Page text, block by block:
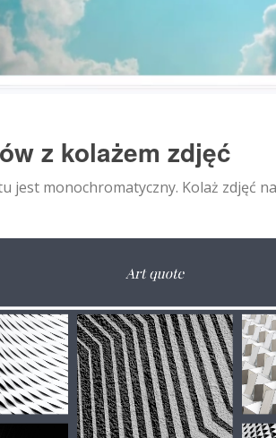
z kolażem zdjęć
jest monochromatyczny. Kolaż zdjęć